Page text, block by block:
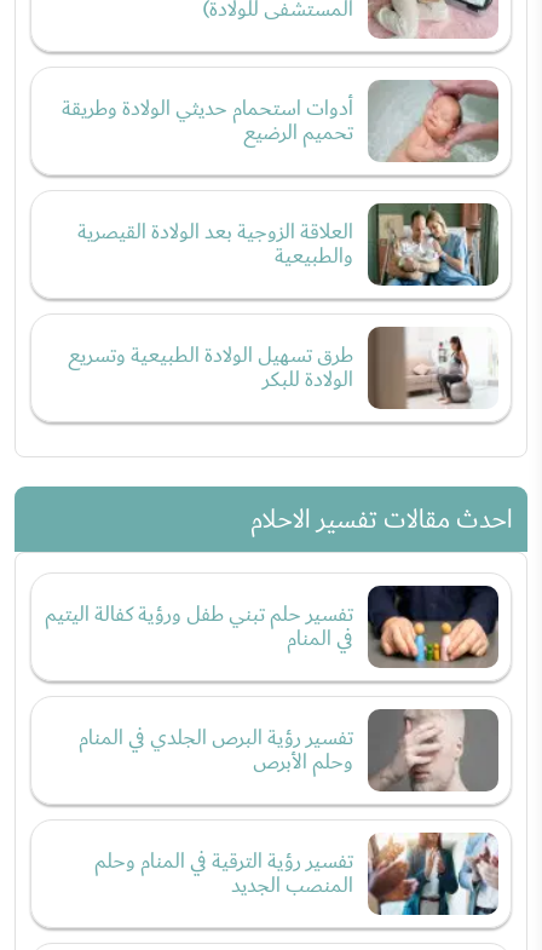
المستشفى للولادة)
أدوات استحمام حديثي الولادة وطريقة
تحميم الرضيع
العلاقة الزوجية بعد الولادة القيصرية
والطبيعية
طرق تسهيل الولادة الطبيعية وتسريع
الولادة للبكر
احدث مقالات تفسير الاحلام
تفسير حلم تبني طفل ورؤية كفالة اليتيم
في المنام
تفسير رؤية البرص الجلدي في المنام
وحلم الأبرص
تفسير رؤية الترقية في المنام وحلم
المنصب الجديد